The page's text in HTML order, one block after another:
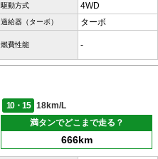
駆動方式 4WD
過給器（ターボ） ターボ
燃費性能 -
10・15
18km/L
満タンでどこまで走る？
666km